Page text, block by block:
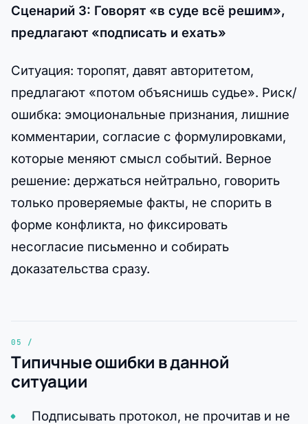
Сценарий 3: Говорят «в суде всё решим»,
предлагают «подписать и ехать»
Ситуация: торопят, давят авторитетом,
предлагают «потом объяснишь судье». Риск/
ошибка: эмоциональные признания, лишние
комментарии, согласие с формулировками,
которые меняют смысл событий. Верное
решение: держаться нейтрально, говорить
только проверяемые факты, не спорить в
форме конфликта, но фиксировать
несогласие письменно и собирать
доказательства сразу.
Типичные ошибки в данной
ситуации
Подписывать протокол, не прочитав и не